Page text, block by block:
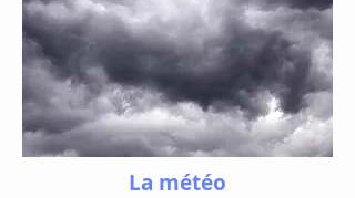
La météo